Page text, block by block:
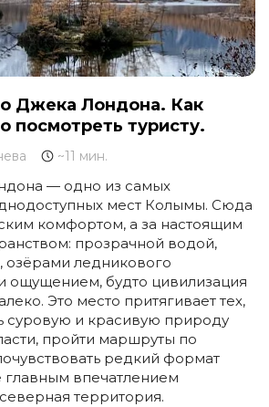
Джека Лондона. Как
посмотреть туристу.
~11 мин.
— одно из самых
мест Колымы. Сюда
комфортом, а за настоящим
прозрачной водой,
озёрами ледникового
ощущением, будто цивилизация
Это место притягивает тех,
суровую и красивую природу
пройти маршруты по
редкий формат
главным впечатлением
территория.